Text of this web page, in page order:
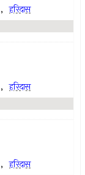
, हरिदास
, हरिदास
, हरिदास